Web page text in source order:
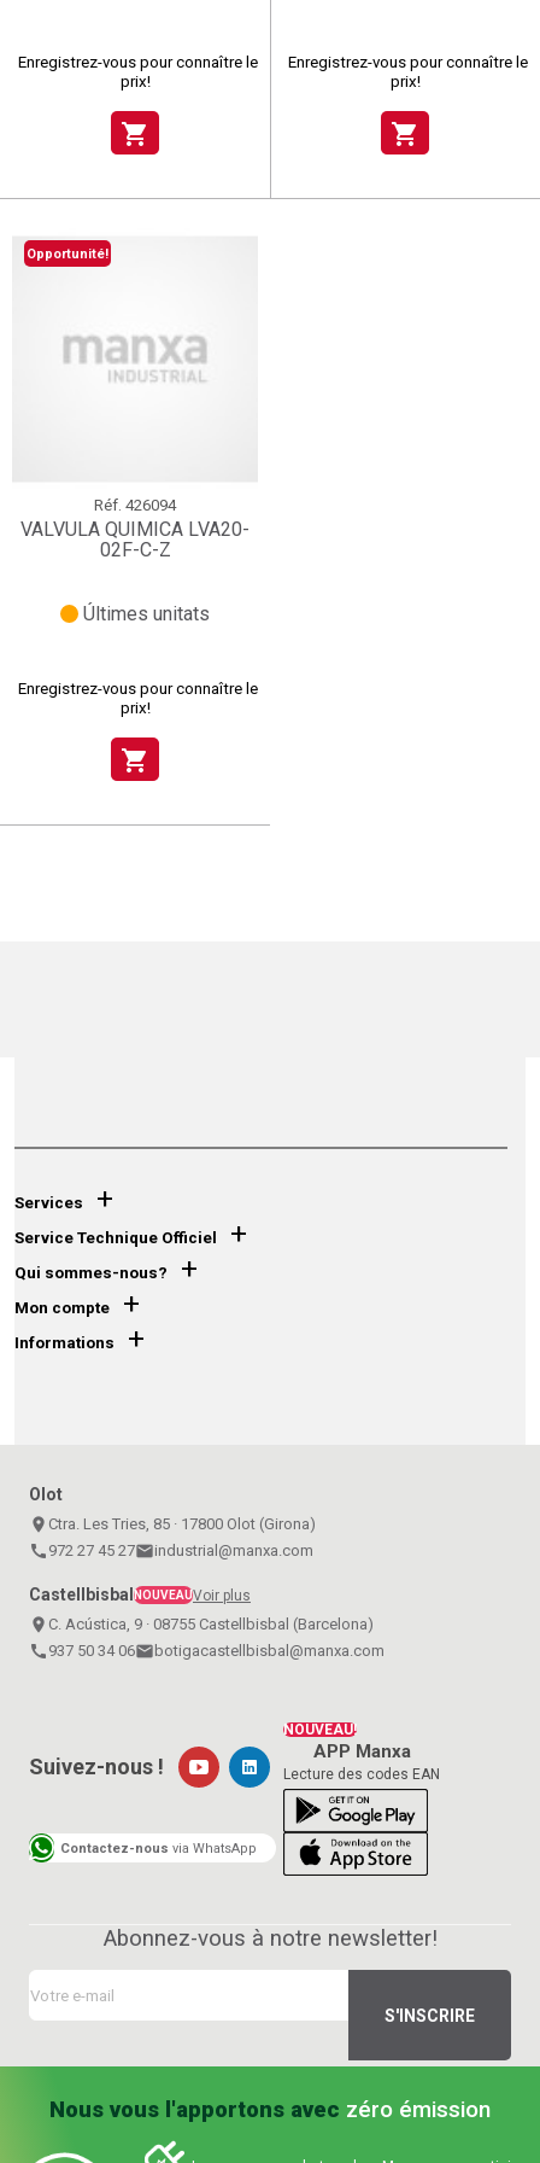
Enregistrez-vous pour connaître le
prix!
shopping_cart
Enregistrez-vous pour connaître le
prix!
shopping_cart
Opportunité!
Réf. 426094
VALVULA QUIMICA LVA20-
02F-C-Z
Últimes unitats
Enregistrez-vous pour connaître le
prix!
shopping_cart
Services +
Service Technique Officiel +
Qui sommes-nous? +
Mon compte +
Informations +
Olot
place Ctra. Les Tries, 85 · 17800 Olot (Girona)
call 972 27 45 27emailindustrial@manxa.com
Castellbisbal NOUVEAUVoir plus
place C. Acústica, 9 · 08755 Castellbisbal (Barcelona)
call 937 50 34 06email botigacastellbisbal@manxa.com
NOUVEAU!
APP Manxa
Lecture des codes EAN
Suivez-nous !
Contactez-nous via WhatsApp
Abonnez-vous à notre newsletter!
Nous vous l'apportons avec zéro émission